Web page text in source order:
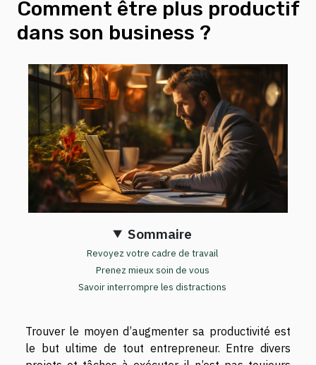
Comment être plus productif
dans son business ?
Sommaire
Revoyez votre cadre de travail
Prenez mieux soin de vous
Savoir interrompre les distractions
Trouver le moyen d’augmenter sa productivité est
le but ultime de tout entrepreneur. Entre divers